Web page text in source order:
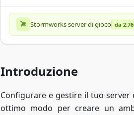
Stormworks server di gioco da
Introduzione
Configurare e gestire il tuo
ottimo modo per creare un